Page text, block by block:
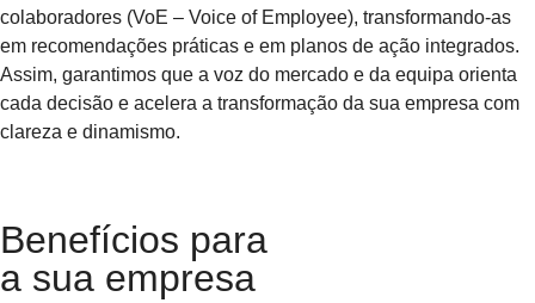
colaboradores (VoE – Voice of Employee), transformando-as
em recomendações práticas e em planos de ação integrados.
Assim, garantimos que a voz do mercado e da equipa orienta
cada decisão e acelera a transformação da sua empresa com
clareza e dinamismo.
Benefícios para
a sua empresa​